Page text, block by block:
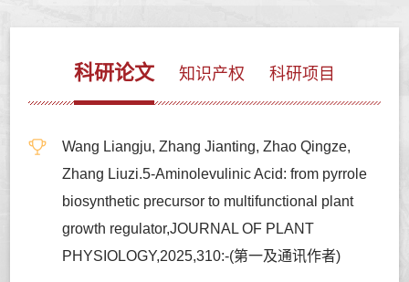
科研论文 知识产权 科研项目
Wang Liangju, Zhang Jianting, Zhao Qingze,
Zhang Liuzi.5-Aminolevulinic Acid: from pyrrole
biosynthetic precursor to multifunctional plant
growth regulator,JOURNAL OF PLANT
PHYSIOLOGY,2025,310:-(第一及通讯作者)